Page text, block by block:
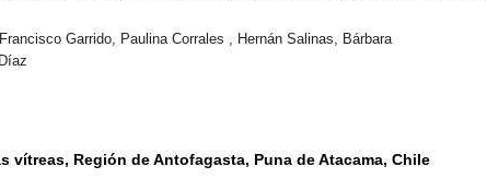
Garrido, Paulina Corrales , Hernán Salinas, Bárbara
Región de Antofagasta, Puna de Atacama, Chile